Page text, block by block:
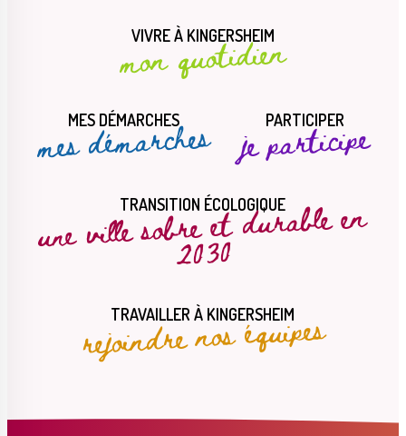
VIVRE À KINGERSHEIM
mon quotidien
MES DÉMARCHES
mes démarches PARTICIPER
je participe
TRANSITION ÉCOLOGIQUE
une ville sobre et durable en
2030
TRAVAILLER À KINGERSHEIM
rejoindre nos équipes